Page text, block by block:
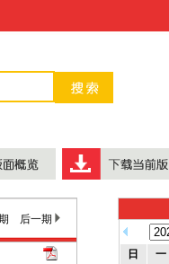
后一期
日 一